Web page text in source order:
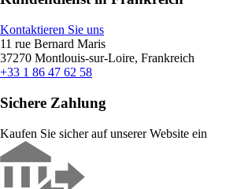
Kontaktieren Sie uns
11 rue Bernard Maris
37270 Montlouis-sur-Loire, Frankreich
+33 1 86 47 62 58
Sichere Zahlung
Kaufen Sie sicher auf unserer Website ein